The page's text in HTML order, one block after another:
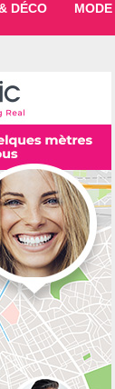
DÉCO